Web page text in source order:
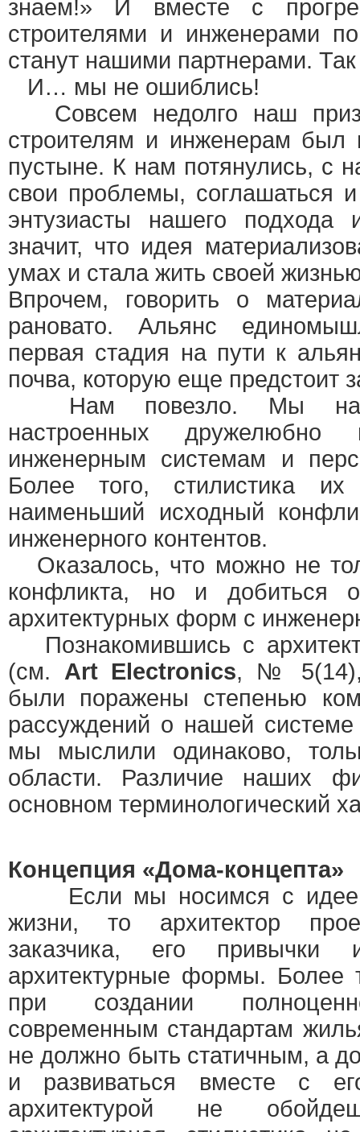
знаем!» И вместе с
строителями и инженерами
станут нашими партнерами.
И… мы не ошиблись!
Совсем недолго наш
строителям и инженерам был
пустыне. К нам потянулись, с
свои проблемы, соглашаться
энтузиасты нашего
значит, что идея
умах и стала жить своей
Впрочем, говорить о
рановато. Альянс
первая стадия на пути к
почва, которую еще предстоит
Нам повезло. Мы
настроенных
инженерным системам и
Более того, стилистика
наименьший исходный
инженерного контентов.
Оказалось, что можно не
конфликта, но и добиться
архитектурных форм с
Познакомившись с
(см. Art Electronics, № 5(14),
были поражены степенью
рассуждений о нашей
мы мыслили одинаково,
области. Различие наших
основном терминологический
Концепция «Дома-концепта»
Если мы носимся с идеей
жизни, то архитектор
заказчика, его привычки
архитектурные формы. Более
при создании
современным стандартам
не должно быть статичным, а
и развиваться вместе с
архитектурой не